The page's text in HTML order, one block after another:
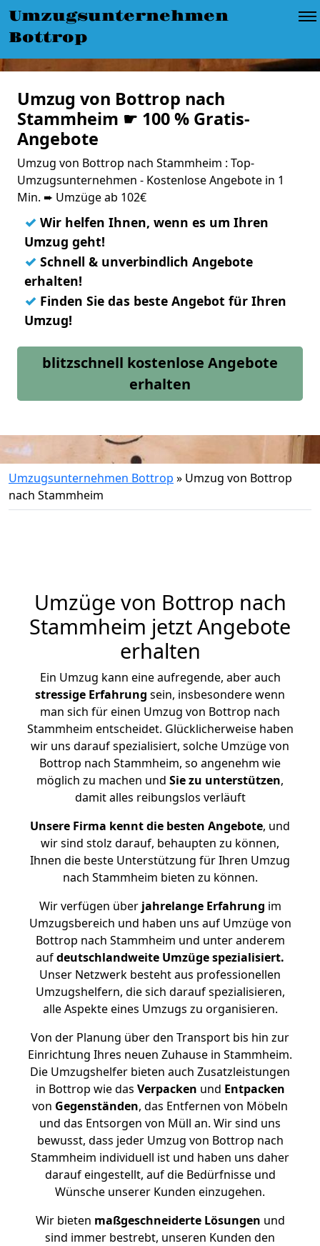
Umzugsunternehmen
Bottrop
Umzug von Bottrop nach
Stammheim ☛ 100 % Gratis-
Angebote
Umzug von Bottrop nach Stammheim : Top-
Umzugsunternehmen - Kostenlose Angebote in 1
Min. ➨ Umzüge ab 102€
✓ Wir helfen Ihnen, wenn es um Ihren
Umzug geht!
✓ Schnell & unverbindlich Angebote
erhalten!
✓ Finden Sie das beste Angebot für Ihren
Umzug!
blitzschnell kostenlose Angebote
erhalten
Umzugsunternehmen Bottrop » Umzug von Bottrop
nach Stammheim
Umzüge von Bottrop nach
Stammheim jetzt Angebote
erhalten
Ein Umzug kann eine aufregende, aber auch
stressige Erfahrung sein, insbesondere wenn
man sich für einen Umzug von Bottrop nach
Stammheim entscheidet. Glücklicherweise haben
wir uns darauf spezialisiert, solche Umzüge von
Bottrop nach Stammheim, so angenehm wie
möglich zu machen und Sie zu unterstützen,
damit alles reibungslos verläuft
Unsere Firma kennt die besten Angebote, und
wir sind stolz darauf, behaupten zu können,
Ihnen die beste Unterstützung für Ihren Umzug
nach Stammheim bieten zu können.
Wir verfügen überjahrelange Erfahrung im
Umzugsbereich und haben uns auf Umzüge von
Bottrop nach Stammheim und unter anderem
aufdeutschlandweite Umzüge spezialisiert.
Unser Netzwerk besteht aus professionellen
Umzugshelfern, die sich darauf spezialisieren,
alle Aspekte eines Umzugs zu organisieren.
Von der Planung über den Transport bis hin zur
Einrichtung Ihres neuen Zuhause in Stammheim.
Die Umzugshelfer bieten auch Zusatzleistungen
in Bottrop wie das Verpacken und Entpacken
von Gegenständen, das Entfernen von Möbeln
und das Entsorgen von Müll an. Wir sind uns
bewusst, dass jeder Umzug von Bottrop nach
Stammheim individuell ist und haben uns daher
darauf eingestellt, auf die Bedürfnisse und
Wünsche unserer Kunden einzugehen.
Wir bieten maßgeschneiderte Lösungen und
sind immer bestrebt, unseren Kunden den